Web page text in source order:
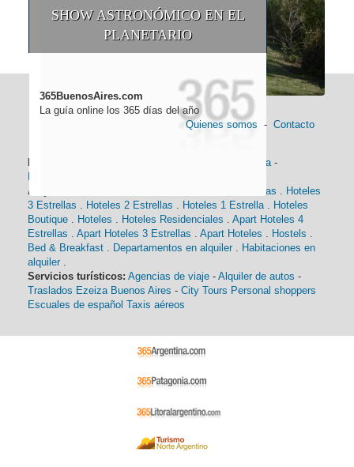
SHOW ASTRONÓMICO EN EL
PLANETARIO
365BuenosAires.com
La guía online los 365 días del año
Quienes somos - Contacto
Historia-
Alojamiento:
Hoteles 4 Estrellas . Hoteles
3 Estrellas . Hoteles 2 Estrellas . Hoteles 1 Estrella. Hoteles
Boutique . Hoteles . Hoteles Residenciales . Apart Hoteles 4
Estrellas . Apart Hoteles 3 Estrellas . Apart Hoteles . Hostels .
Bed & Breakfast . Departamentos en alquiler . Habitaciones en
alquiler .
Servicios turísticos: Agencias de viaje - Alquiler de autos -
Traslados Ezeiza Buenos Aires - City Tours Personal shoppers
Escuales de español Taxis aéreos